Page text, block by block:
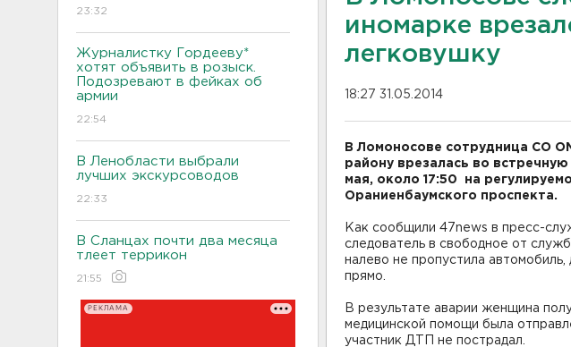
23:32
Журналистку Гордееву*
хотят объявить в розыск.
Подозревают в фейках об
армии
22:54
В Ленобласти выбрали
лучших экскурсоводов
22:33
В Сланцах почти два месяца
тлеет террикон
21:55
РЕКЛАМА
иномарке
легковушку
18:27 31.05.2014
В Ломоносове сотрудница СО
району врезалась во
мая, около 17:50 на
Ораниенбаумского проспекта.
Как сообщили 47news в пресс-
следователь в свободное от
налево не пропустила
прямо.
В результате аварии женщина
медицинской помощи была
участник ДТП не пострадал.